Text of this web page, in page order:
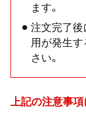
ます。
注文完了後
用が発生す
さい。
上記の注意事